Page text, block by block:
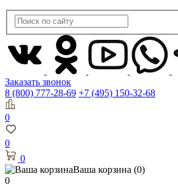
Заказать звонок
8 (800) 777-28-69 +7 (495) 150-32-68
0
0
0
Ваша корзина (0)
0